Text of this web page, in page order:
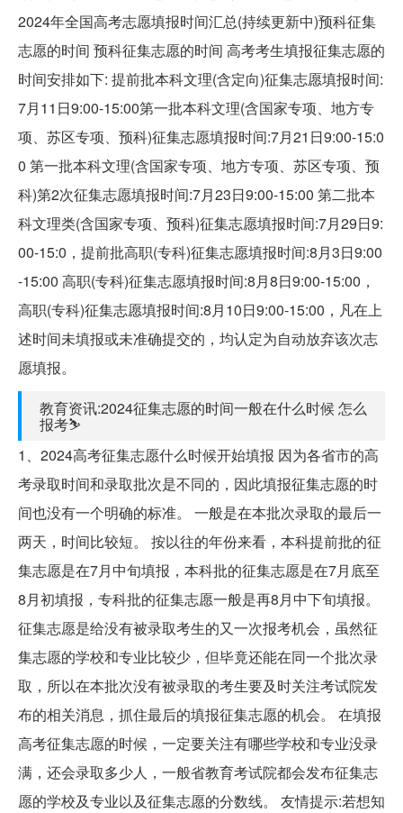
2024年全国高考志愿填报时间汇总(持续更新中)预科征集
志愿的时间 预科征集志愿的时间 高考考生填报征集志愿的
时间安排如下: 提前批本科文理(含定向)征集志愿填报时间:
7月11日9:00-15:00第一批本科文理(含国家专项、地方专
项、苏区专项、预科)征集志愿填报时间:7月21日9:00-15:0
0 第一批本科文理(含国家专项、地方专项、苏区专项、预
科)第2次征集志愿填报时间:7月23日9:00-15:00 第二批本
科文理类(含国家专项、预科)征集志愿填报时间:7月29日9:
00-15:0，提前批高职(专科)征集志愿填报时间:8月3日9:00
-15:00 高职(专科)征集志愿填报时间:8月8日9:00-15:00，
高职(专科)征集志愿填报时间:8月10日9:00-15:00，凡在上
述时间未填报或未准确提交的，均认定为自动放弃该次志
愿填报。
教育资讯:2024征集志愿的时间一般在什么时候 怎么
报考⛷
1、2024高考征集志愿什么时候开始填报 因为各省市的高
考录取时间和录取批次是不同的，因此填报征集志愿的时
间也没有一个明确的标准。 一般是在本批次录取的最后一
两天，时间比较短。 按以往的年份来看，本科提前批的征
集志愿是在7月中旬填报，本科批的征集志愿是在7月底至
8月初填报，专科批的征集志愿一般是再8月中下旬填报。
征集志愿是给没有被录取考生的又一次报考机会，虽然征
集志愿的学校和专业比较少，但毕竟还能在同一个批次录
取，所以在本批次没有被录取的考生要及时关注考试院发
布的相关消息，抓住最后的填报征集志愿的机会。 在填报
高考征集志愿的时候，一定要关注有哪些学校和专业没录
满，还会录取多少人，一般省教育考试院都会发布征集志
愿的学校及专业以及征集志愿的分数线。 友情提示:若想知